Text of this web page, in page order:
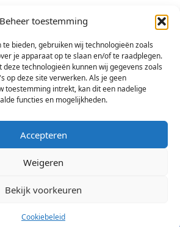
Beheer toestemming
bieden, gebruiken wij technologieën zoals
je apparaat op te slaan en/of te raadplegen.
technologieën kunnen wij gegevens zoals
op deze site verwerken. Als je geen
toestemming intrekt, kan dit een nadelige
functies en mogelijkheden.
Accepteren
Weigeren
Bekijk voorkeuren
Cookiebeleid
Arsis Kunst en Societeit